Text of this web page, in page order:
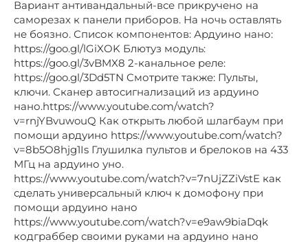
Вариант антивандальный-все прикручено на
саморезах к панели приборов. На ночь оставлять
не боязно. Список компонентов: Ардуино нано:
https://goo.gl/lGiXOK Блютуз модуль:
https://goo.gl/3vBMX8 2-канальное реле:
https://goo.gl/3Dd5TN Cмотрите также: Пульты,
ключи. Сканер автосигнализаций из ардуино
нано.https://www.youtube.com/watch?
v=rnjYBvuwouQ Как открыть любой шлагбаум при
помощи ардуино https://www.youtube.com/watch?
v=8b5O8hjg1Is Глушилка пультов и брелоков на 433
МГц на ардуино уно.
https://www.youtube.com/watch?v=7nUjZZiVstE как
сделать универсальный ключ к домофону при
помощи ардуино нано
https://www.youtube.com/watch?v=e9aw9biaDqk
кодграббер своими руками на ардуино нано